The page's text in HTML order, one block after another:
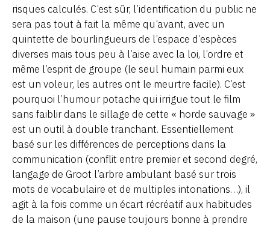
risques calculés. C’est sûr, l’identification du public ne
sera pas tout à fait la même qu’avant, avec un
quintette de bourlingueurs de l’espace d’espèces
diverses mais tous peu à l’aise avec la loi, l’ordre et
même l’esprit de groupe (le seul humain parmi eux
est un voleur, les autres ont le meurtre facile). C’est
pourquoi l’humour potache qui irrigue tout le film
sans faiblir dans le sillage de cette « horde sauvage »
est un outil à double tranchant. Essentiellement
basé sur les différences de perceptions dans la
communication (conflit entre premier et second degré,
langage de Groot l’arbre ambulant basé sur trois
mots de vocabulaire et de multiples intonations…), il
agit à la fois comme un écart récréatif aux habitudes
de la maison (une pause toujours bonne à prendre